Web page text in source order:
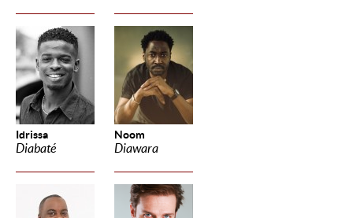
Idrissa
Diabaté
Noom
Diawara